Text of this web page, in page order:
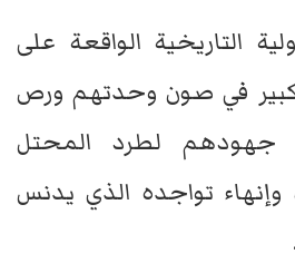
التاريخية الواقعة على
في صون وحدتهم ورص
جهودهم لطرد المحتل
وإنهاء تواجده الذي يدنس